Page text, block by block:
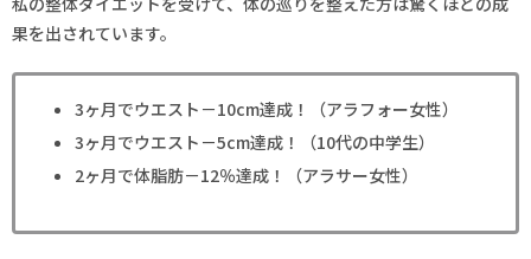
果を出されています。
3ヶ月でウエスト－10cm達成！（アラフォー女性）
3ヶ月でウエスト－5cm達成！（10代の中学生）
2ヶ月で体脂肪－12％達成！（アラサー女性）